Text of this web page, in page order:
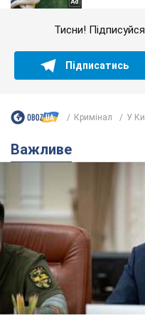
Тисни!
Підписатись
Кримінал У
Важливе